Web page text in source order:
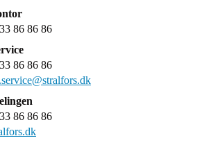
86 86 86
86 86 86
86 86 86